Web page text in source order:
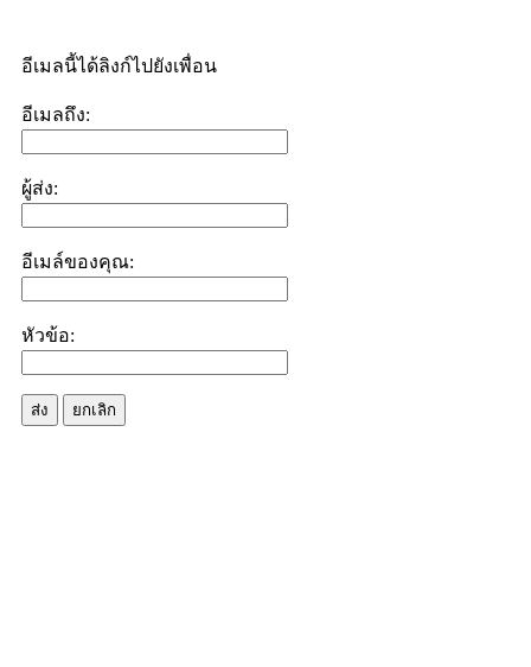
อีเมลนี้ได้ลิงก์ไปยังเพื่อน
อีเมลถึง:
ผู้ส่ง:
อีเมล์ของคุณ:
หัวข้อ:
ส่ง ยกเลิก